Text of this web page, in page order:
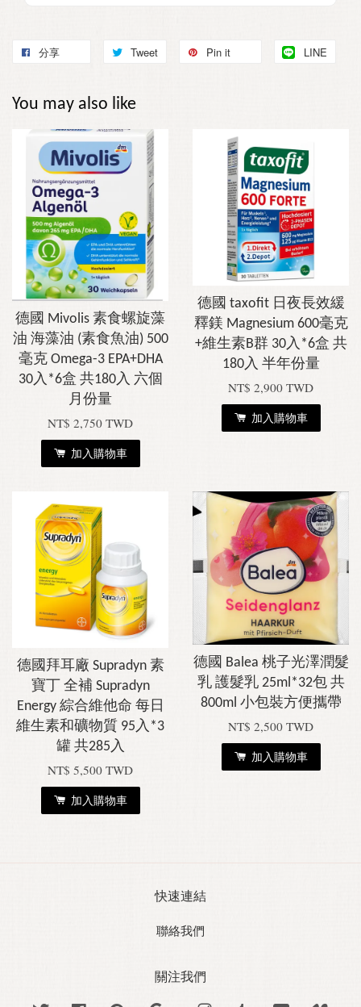
分享 Tweet Pin it LINE
You may also like
德國 Mivolis 素食螺旋藻
油 海藻油 (素食魚油) 500
毫克 Omega-3 EPA+DHA
30入*6盒 共180入 六個
月份量
NT$ 2,750 TWD
加入購物車
德國 taxofit 日夜長效緩
釋鎂 Magnesium 600毫克
+維生素B群 30入*6盒 共
180入 半年份量
NT$ 2,900 TWD
加入購物車
德國拜耳廠 Supradyn 素
寶丁 全補 Supradyn
Energy 綜合維他命 每日
維生素和礦物質 95入*3
罐 共285入
NT$ 5,500 TWD
加入購物車
德國 Balea 桃子光澤潤髮
乳 護髮乳 25ml*32包 共
800ml 小包裝方便攜帶
NT$ 2,500 TWD
加入購物車
快速連結
聯絡我們
關注我們